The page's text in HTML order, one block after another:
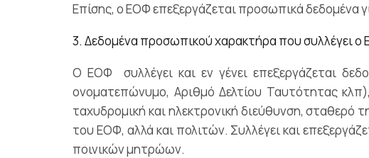
Επίσης, o ΕΟΦ επεξεργάζεται προσωπικά δεδομένα
3. Δεδομένα προσωπικού χαρακτήρα που συλλέγει ο
Ο ΕΟΦ συλλέγει και εν γένει επεξεργάζεται
ονοματεπώνυμο, Αριθμό Δελτίου Ταυτότητας
ταχυδρομική και ηλεκτρονική διεύθυνση,
του ΕΟΦ, αλλά και πολιτών. Συλλέγει και
ποινικών μητρώων.